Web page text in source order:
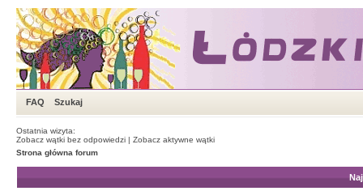
FAQ Szukaj
Ostatnia wizyta:
Zobacz wątki bez odpowiedzi | Zobacz aktywne wątki
Strona główna forum